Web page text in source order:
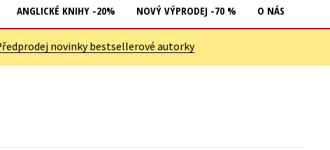
ANGLICKÉ KNIHY -20% NOVÝ VÝPRODEJ -70 % O NÁS
novinky bestsellerové autorky